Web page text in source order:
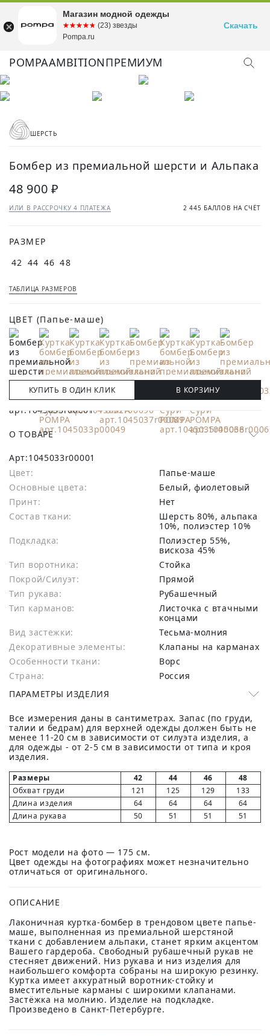
POMPAAMBITIONПРЕМИУМ
ШЕРСТЬ
Бомбер из премиальной шерсти и Альпака
48 900 ₽
ИЛИ В РАССРОЧКУ 4 ПЛАТЕЖА 2 445 БАЛЛОВ НА СЧЁТ
РАЗМЕР
42 44 46 48
ТАБЛИЦА РАЗМЕРОВ
ЦВЕТ (Папье-маше)
КУПИТЬ В ОДИН КЛИК В КОРЗИНУ
О ТОВАРЕ
Арт:1045033r00001
Цвет:
Папье-маше
Основные цвета:
белый, фиолетовый
Принт:
Нет
Состав ткани:
шерсть 80%, альпака
10%, полиэстер 10%
Подкладка:
Полиэстер 55%,
вискоза 45%
Тип воротника:
Стойка
Покрой/Силуэт:
Прямой
Тип рукава:
Рубашечный
Тип карманов:
Листочка с втачными
концами
Вид застежки:
Тесьма-молния
Декоративные элементы:
Клапаны на карманах
Особенности ткани:
Ворс
Страна:
Россия
ПАРАМЕТРЫ ИЗДЕЛИЯ
Все измерения даны в сантиметрах. Запас (по груди,
талии и бедрам) для верхней одежды должен быть не
менее 11-20 см в зависимости от силуэта изделия, а
для одежды - от 2-5 см в зависимости от типа и кроя
изделия.
Размеры 42 44 46
48
Обхват груди
121 125 129
133
Длина изделия
64 64 64
64
Длина рукава
50 51 51 51
Рост модели на фото — 175 см.
Цвет одежды на фотографиях может незначительно
отличаться от оригинального.
ОПИСАНИЕ
Лаконичная куртка-бомбер в трендовом цвете папье-
маше, выполненная из премиальной шерстяной
ткани с добавлением альпаки, станет ярким акцентом
Вашего гардероба. Свободный рубашечный рукав не
стесняет движений. Низ рукава и низ изделия для
наибольшего комфорта собраны на широкую резинку.
Куртка имеет аккуратный воротник-стойку и
вместительные карманы с широкими клапанами.
Застёжка на молнию. Изделие на подкладке.
Произведено в Санкт-Петербурге.
Магазин модной одежды
☆☆☆☆☆
★★★★★ (23) звезды
Pompa.ru
Скачать